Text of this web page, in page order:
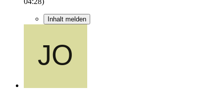
Inhalt melden